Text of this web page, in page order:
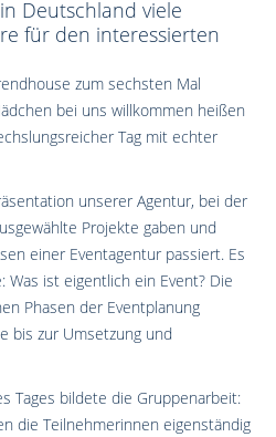
Deutschland viele
für den interessierten
zum sechsten Mal
bei uns willkommen heißen
Tag mit echter
unserer Agentur, bei der
Projekte gaben und
einer Eventagentur passiert. Es
Was ist eigentlich ein Event? Die
Phasen der Eventplanung
bis zur Umsetzung und
Tages bildete die Gruppenarbeit:
die Teilnehmerinnen eigenständig